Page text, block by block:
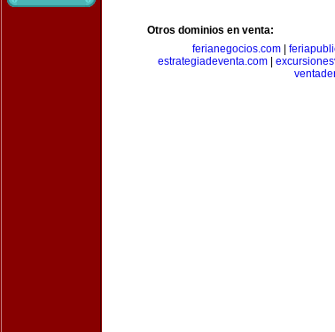
Otros dominios en venta:
ferianegocios.com|
estrategiadeventa.com|